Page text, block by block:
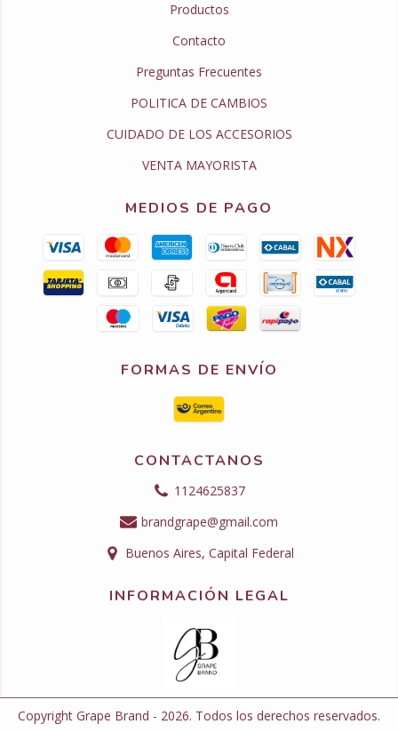
Productos
Contacto
Preguntas Frecuentes
POLITICA DE CAMBIOS
CUIDADO DE LOS ACCESORIOS
VENTA MAYORISTA
MEDIOS DE PAGO
FORMAS DE ENVÍO
CONTACTANOS
1124625837
brandgrape@gmail.com
Buenos Aires, Capital Federal
INFORMACIÓN LEGAL
Copyright Grape Brand - 2026. Todos los derechos reservados.